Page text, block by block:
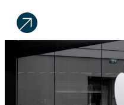
Sijoittaja.fi
Tee
sijoituspäätöksiä